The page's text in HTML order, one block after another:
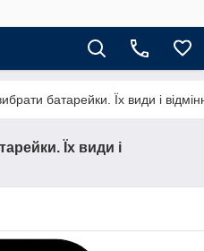
батарейки. Їх види і
Їх види і